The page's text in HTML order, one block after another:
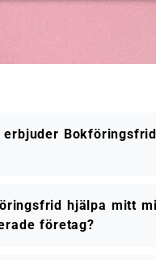
hjälpa mitt
företag?